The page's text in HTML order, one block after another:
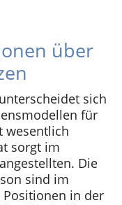
über
sich
für
wesentlich
sorgt im
Die
sind im
in der